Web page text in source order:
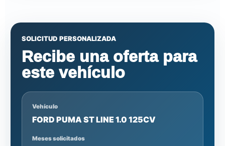
SOLICITUD PERSONALIZADA
Recibe una oferta para
este vehículo
Vehículo
FORD PUMA ST LINE 1.0 125CV
Meses solicitados